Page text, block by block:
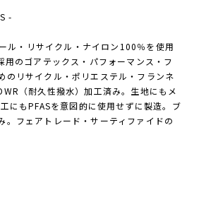
-
ル・リサイクル・ナイロン100％を使用
用のゴアテックス・パフォーマンス・フ
のリサイクル・ポリエステル・フランネ
（耐久性撥水）加工済み。生地にもメ
にもPFASを意図的に使用せずに製造。ブ
。フェアトレード・サーティファイドの